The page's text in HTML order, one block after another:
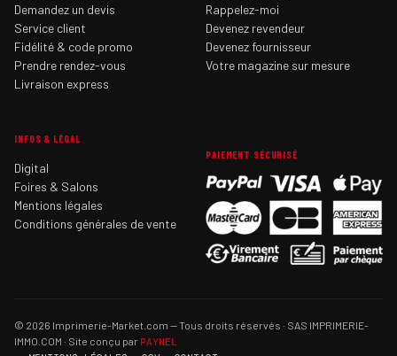
Demandez un devis
Service client
Fidélité & code promo
Prendre rendez-vous
Livraison express
Rappelez-moi
Devenez revendeur
Devenez fournisseur
Votre magazine sur mesure
INFOS & LÉGAL
Digital
Foires & Salons
Mentions légales
Conditions générales de vente
PAIEMENT SÉCURISÉ
© 2026 Imprimerie-Market.com — Tous droits réservés · SAS IMPRIMERIE-
IMMO.COM · Site conçu par PAYNEL